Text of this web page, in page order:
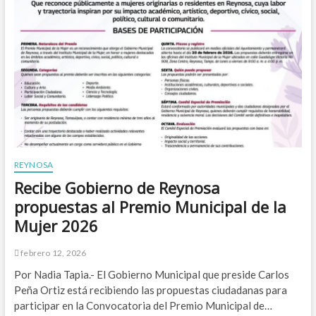
m
i
n
g
n
e
l
p
e
r
i
o
o
n
a
t
a
l
z
e
u
r
a
s
c
o
n
n
u
e
v
a
s
a
t
r
u
l
a
s
n
x
i
t
o
e
l
S
o
c
i
a
l
R
n
P
e
q
e
ñ
o
s
REYNOSA
Recibe Gobierno de Reynosa
propuestas al Premio Municipal de la
Mujer 2026
febrero 12, 2026
Por Nadia Tapia.- El Gobierno Municipal que preside Carlos
Peña Ortiz está recibiendo las propuestas ciudadanas para
participar en la Convocatoria del Premio Municipal de…